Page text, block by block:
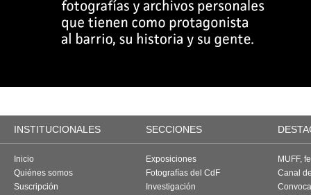
INSTITUCIONALES SECCIONES
Inicio
Quiénes somos
Suscripción
Exposiciones
Fotografías del CdF
Investigación
MUFF,
Canal